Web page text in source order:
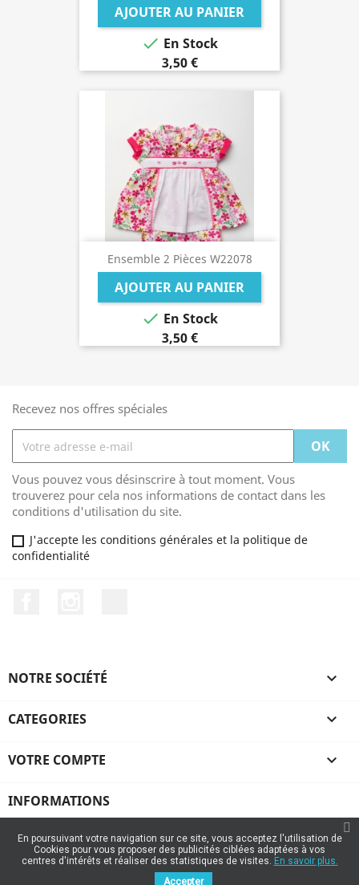
AJOUTER AU PANIER
 En Stock
3,50 €
Ensemble 2 Pièces W22078
AJOUTER AU PANIER
 En Stock
3,50 €
Recevez nos offres spéciales
Vous pouvez vous désinscrire à tout moment. Vous
trouverez pour cela nos informations de contact dans les
conditions d'utilisation du site.
J'accepte les conditions générales et la politique de
confidentialité
NOTRE SOCIÉTÉ 
CATEGORIES 
VOTRE COMPTE 
INFORMATIONS
En poursuivant votre navigation sur ce site, vous acceptez l'utilisation de
Cookies pour vous proposer des publicités ciblées adaptées à vos
centres d'intérêts et réaliser des statistiques de visites. En savoir plus.
Accepter